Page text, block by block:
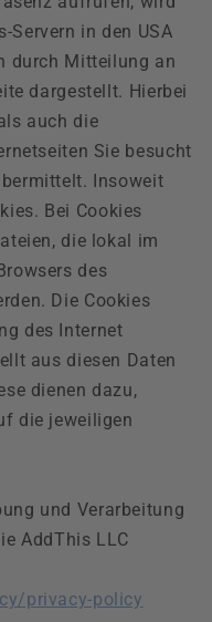
Servern in den USA
durch Mitteilung an
dargestellt. Hierbei
auch die
Sie besucht
Insoweit
Bei Cookies
die lokal im
des
Die Cookies
des Internet
aus diesen Daten
dienen dazu,
die jeweiligen
und Verarbeitung
AddThis LLC
privacy-policy